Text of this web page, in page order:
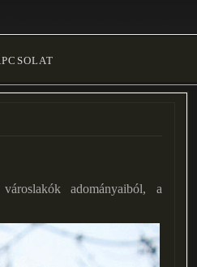
adományaiból, a